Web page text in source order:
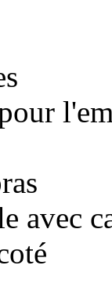
avec